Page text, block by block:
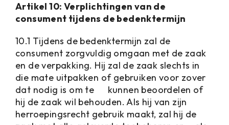
Artikel 10: Verplichtingen van de
consument tijdens de bedenktermijn
10.1 Tijdens de bedenktermijn zal de
consument zorgvuldig omgaan met de zaak
en de verpakking. Hij zal de zaak slechts in
die mate uitpakken of gebruiken voor zover
dat nodig is om te kunnen beoordelen of
hij de zaak wil behouden. Als hij van zijn
herroepingsrecht gebruik maakt, zal hij de